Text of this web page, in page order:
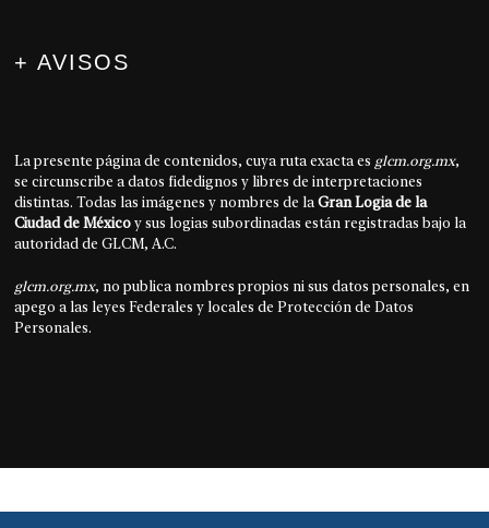
+ AVISOS
La presente página de contenidos, cuya ruta exacta es glcm.org.mx,
se circunscribe a datos fidedignos y libres de interpretaciones
distintas. Todas las imágenes y nombres de laGran Logia de la
Ciudad de México y sus logias subordinadas están registradas bajo la
autoridad de GLCM, A.C.
glcm.org.mx, no publica nombres propios ni sus datos personales, en
apego a las leyes Federales y locales de Protección de Datos
Personales.